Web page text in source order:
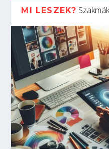
Hogyan készíts
Így növelheted az
állásinterjúra...
Kitalálod, mire
gépeket?
Nem sikerült az
Tanulj szakmát!
Szoftverfejlesztő:
amikor néhány
világversenyt...
MI LESZEK?